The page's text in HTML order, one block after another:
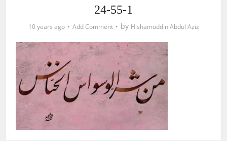
24-55-1
10 years ago Add Comment by Hishamuddin Abdul Aziz